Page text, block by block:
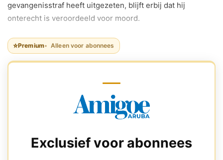
gevangenisstraf heeft uitgezeten, blijft erbij dat hij
onterecht is veroordeeld voor moord.
⭐Premium Alleen voor abonnees
Exclusief voor abonnees